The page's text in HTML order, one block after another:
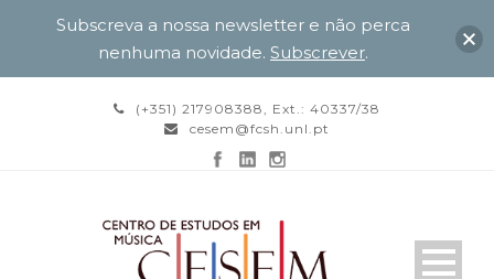
(+351) 217908388, Ext.: 40337/38
cesem@fcsh.unl.pt
Subscreva a nossa newsletter e não perca
nenhuma novidade. Subscrever.